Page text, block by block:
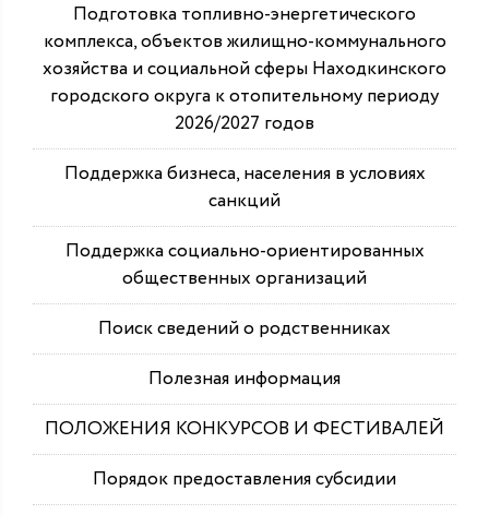
Подготовка топливно-энергетического
комплекса, объектов жилищно-коммунального
хозяйства и социальной сферы Находкинского
городского округа к отопительному периоду
2026/2027 годов
Поддержка бизнеса, населения в условиях
санкций
Поддержка социально-ориентированных
общественных организаций
Поиск сведений о родственниках
Полезная информация
ПОЛОЖЕНИЯ КОНКУРСОВ И ФЕСТИВАЛЕЙ
Порядок предоставления субсидии